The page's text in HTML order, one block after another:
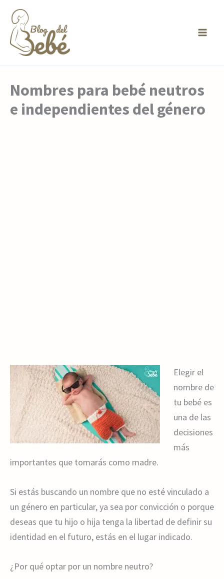
contenido
Nombres para bebé neutros
e independientes del género
Elegir el
nombre de
tu bebé es
una de las
decisiones
más
importantes que tomarás como madre.
Si estás buscando un nombre que no esté vinculado a
un género en particular, ya sea por convicción o porque
deseas que tu hijo o hija tenga la libertad de definir su
identidad en el futuro, estás en el lugar indicado.
¿Por qué optar por un nombre neutro?